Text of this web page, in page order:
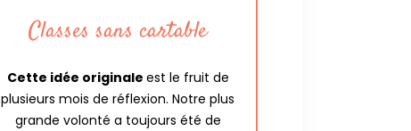
Classes sans cartable
Cette idée originale est le fruit de
plusieurs mois de réflexion. Notre plus
grande volonté a toujours été de